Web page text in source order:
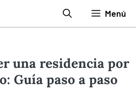
Menú
una residencia por
Guía paso a paso